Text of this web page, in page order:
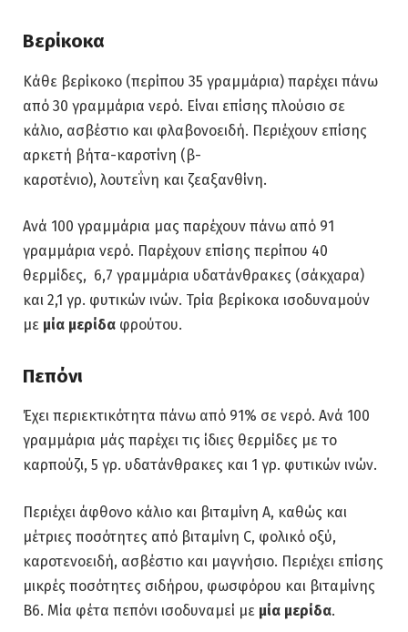
Βερίκοκα
Κάθε βερίκοκο (περίπου 35 γραμμάρια) παρέχει πάνω
από 30 γραμμάρια νερό. Είναι επίσης πλούσιο σε
κάλιο, ασβέστιο και φλαβονοειδή. Περιέχουν επίσης
αρκετή βήτα-καροτίνη (β-
καροτένιο), λουτεΐνη και ζεαξανθίνη.
Ανά 100 γραμμάρια μας παρέχουν πάνω από 91
γραμμάρια νερό. Παρέχουν επίσης περίπου 40
θερμίδες, 6,7 γραμμάρια υδατάνθρακες (σάκχαρα)
και 2,1 γρ. φυτικών ινών. Τρία βερίκοκα ισοδυναμούν
με μία μερίδα φρούτου.
Πεπόνι
Έχει περιεκτικότητα πάνω από 91% σε νερό. Ανά 100
γραμμάρια μάς παρέχει τις ίδιες θερμίδες με το
καρπούζι, 5 γρ. υδατάνθρακες και 1 γρ. φυτικών ινών.
Περιέχει άφθονο κάλιο και βιταμίνη Α, καθώς και
μέτριες ποσότητες από βιταμίνη C, φολικό οξύ,
καροτενοειδή, ασβέστιο και μαγνήσιο. Περιέχει επίσης
μικρές ποσότητες σιδήρου, φωσφόρου και βιταμίνης
Β6. Μία φέτα πεπόνι ισοδυναμεί με μία μερίδα.